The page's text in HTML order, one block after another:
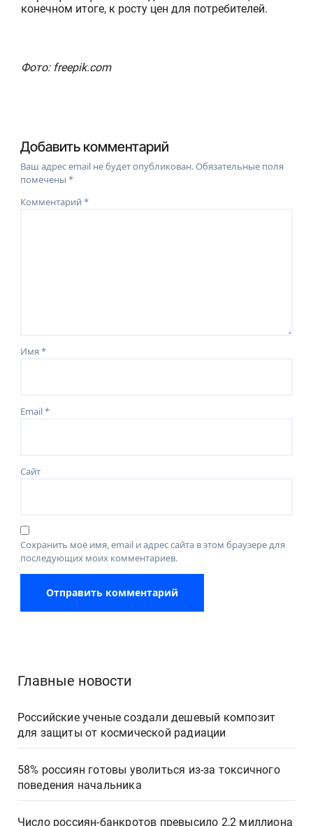
конечном итоге, к росту цен для потребителей.
Фото: freepik.com
Добавить комментарий
Ваш адрес email не будет опубликован.Обязательные поля
помечены*
Комментарий*
Имя*
Email*
Сайт
Сохранить моё имя, email и адрес сайта в этом браузере для
последующих моих комментариев.
Главные новости
Российские ученые создали дешевый композит
для защиты от космической радиации
58% россиян готовы уволиться из-за токсичного
поведения начальника
Число россиян-банкротов превысило 2,2 миллиона